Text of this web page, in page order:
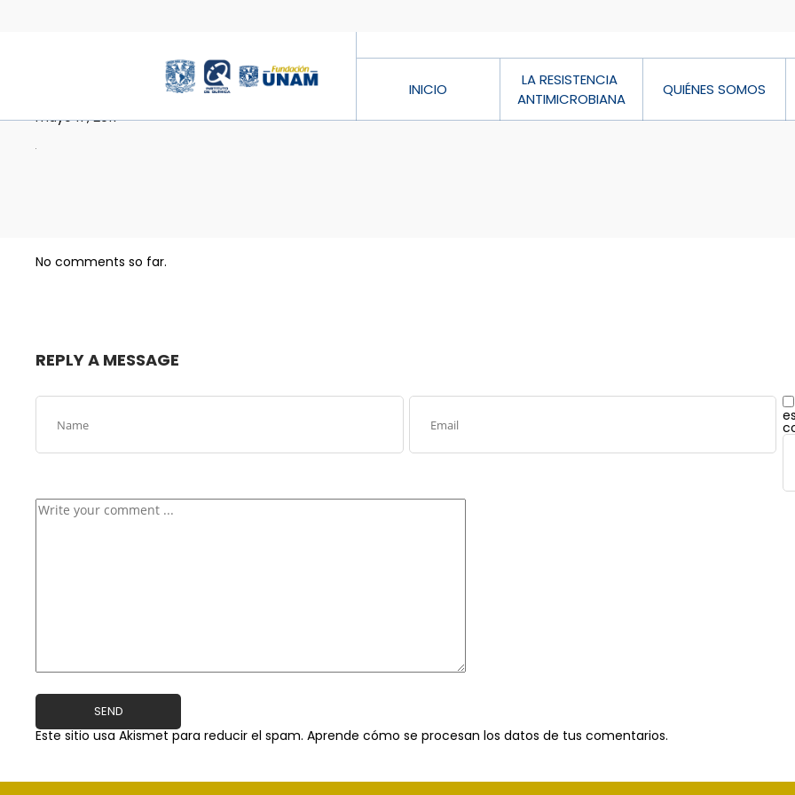
INICIO
LA RESISTENCIA
ANTIMICROBIANA
QUIÉNES SOMOS
mayo 17, 2017
No comments so far.
REPLY A MESSAGE
Este sitio usa Akismet para reducir el spam. Aprende cómo se procesan los datos de tus comentarios.